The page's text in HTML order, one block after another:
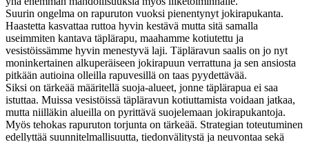
Suurin ongelma on rapuruton vuoksi pienentynyt jokirapukanta.
Haastetta kasvattaa ruttoa hyvin kestävä mutta sitä samalla
useimmiten kantava täplärapu, maahamme kotiutettu ja
vesistöissämme hyvin menestyvä laji. Täpläravun saalis on jo nyt
moninkertainen alkuperäiseen jokirapuun verrattuna ja sen ansiosta
pitkään autioina olleilla rapuvesillä on taas pyydettävää.
Siksi on tärkeää määritellä suoja-alueet, jonne täplärapua ei saa
istuttaa. Muissa vesistöissä täpläravun kotiuttamista voidaan jatkaa,
mutta niilläkin alueilla on pyrittävä suojelemaan jokirapukantoja.
Myös tehokas rapuruton torjunta on tärkeää. Strategian toteutuminen
edellyttää suunnitelmallisuutta, tiedonvälitystä ja neuvontaa sekä